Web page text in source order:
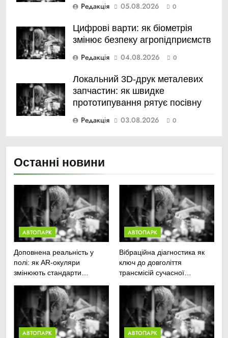
Редакція
05.08.2026 0
Цифрові варти: як біометрія
змінює безпеку агропідприємств
Редакція
04.08.2026 0
Локальний 3D-друк металевих
запчастин: як швидке
прототипування рятує посівну
Редакція
03.08.2026 0
Останні новини
АВТОПАРК
Доповнена реальність у
полі: як AR-окуляри
змінюють стандарти
сільськогосподарської
техніки
АВТОПАРК
Вібраційна діагностика як
ключ до довголіття
трансмісій сучасної
АВТОПАРК АВТОПАРК